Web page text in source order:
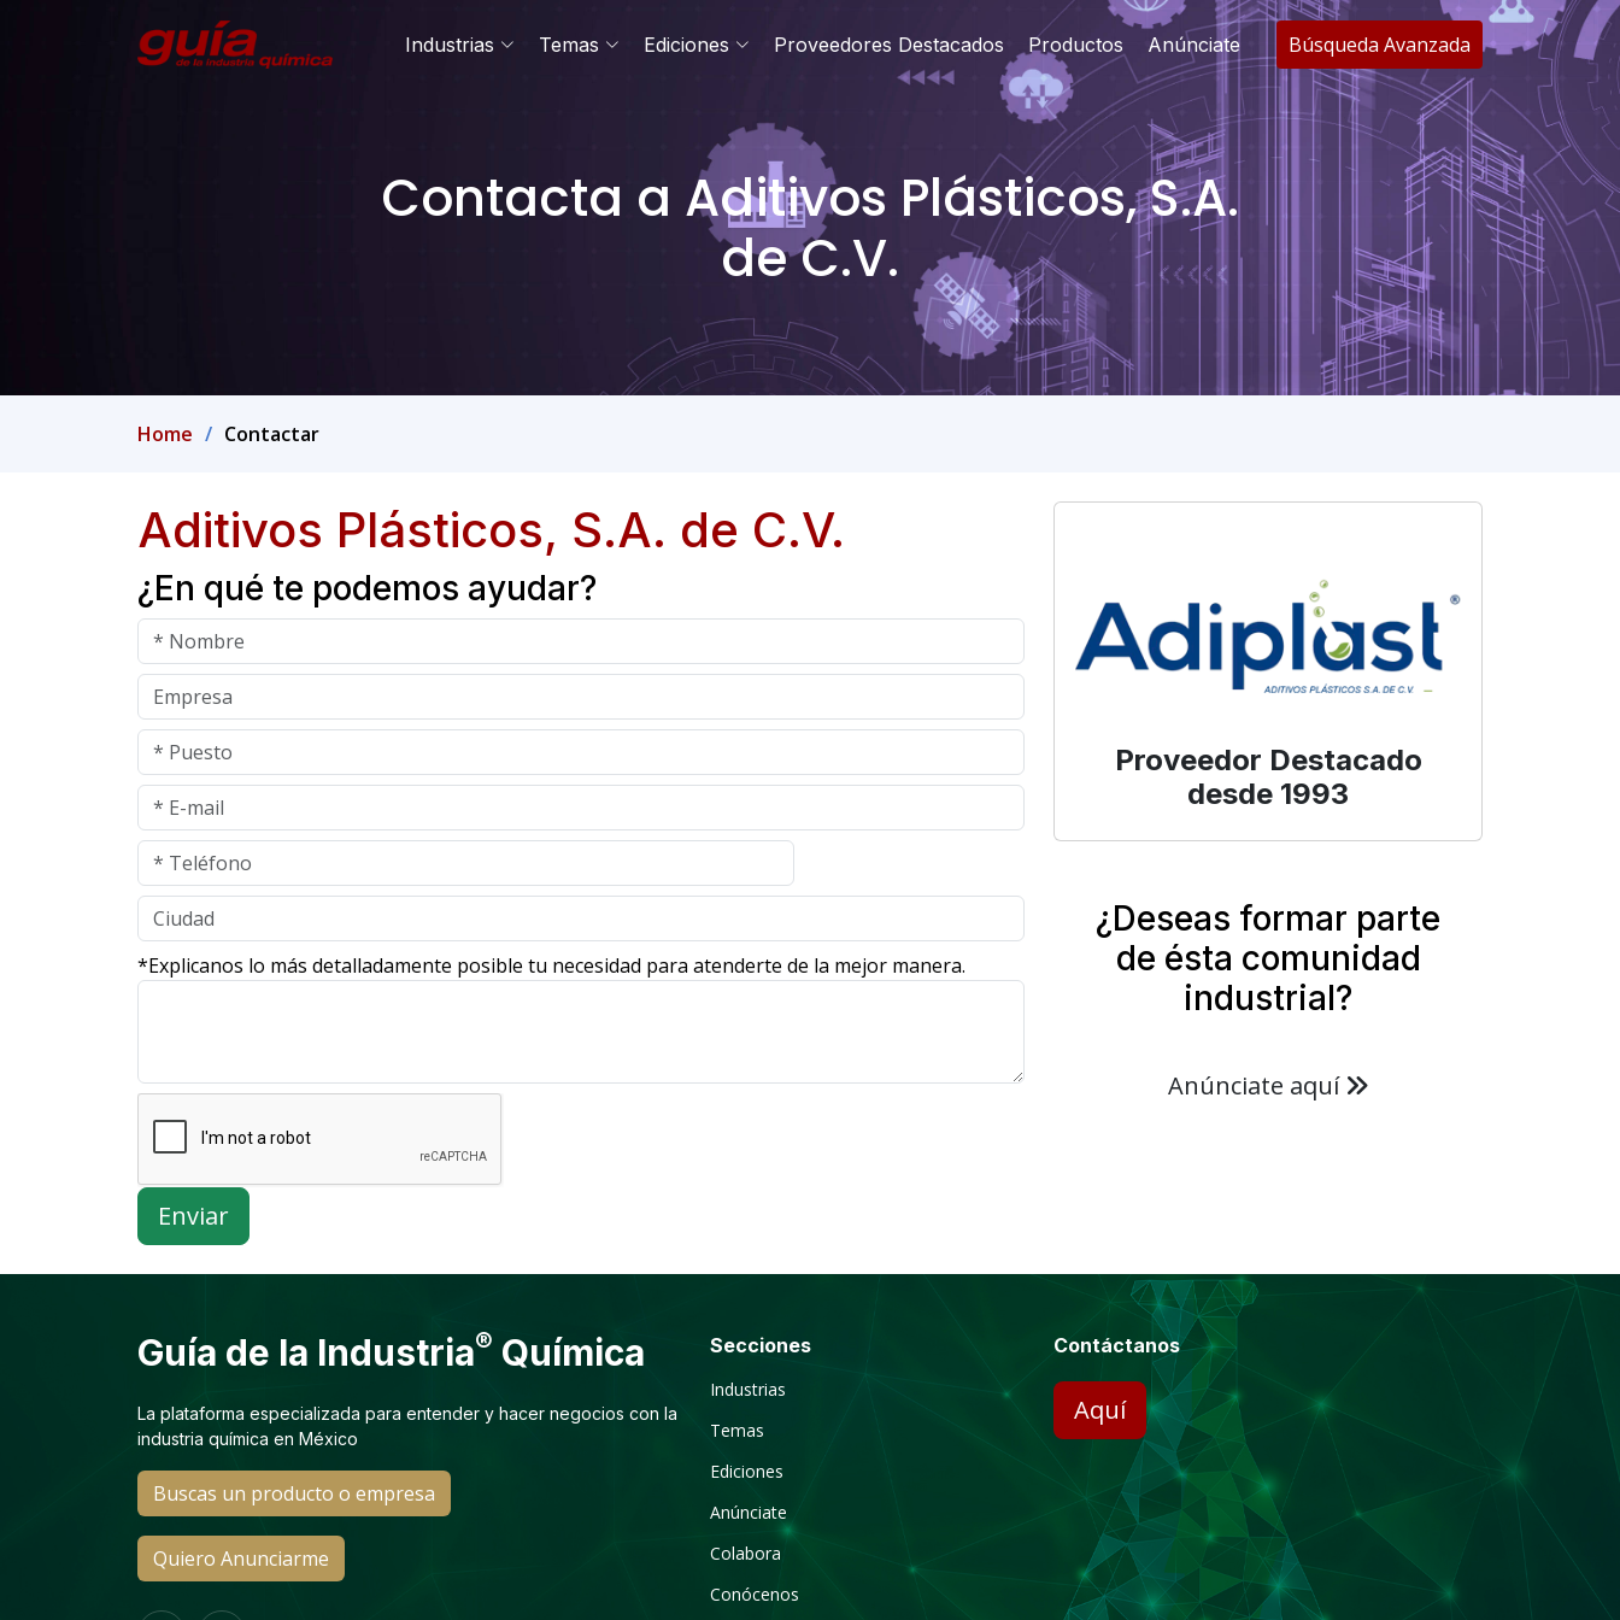
Industrias Temas Ediciones Proveedores Destacados Productos Anúnciate Búsqueda Avanzada
Contacta a Aditivos Plásticos, S.A.
de C.V.
Home Contactar
Aditivos Plásticos, S.A. de C.V.
¿En qué te podemos ayudar?
*Explicanos lo más detalladamente posible tu necesidad para atenderte de la mejor manera.
Enviar
Proveedor Destacado
desde 1993
¿Deseas formar parte
de ésta comunidad
industrial?
Anúnciate aquí
Guía de la Industria® Química
La plataforma especializada para entender y hacer negocios con la
industria química en México
Buscas un producto o empresa
Quiero Anunciarme
Secciones
Industrias
Temas
Ediciones
Anúnciate
Colabora
Conócenos
Contáctanos
Aquí